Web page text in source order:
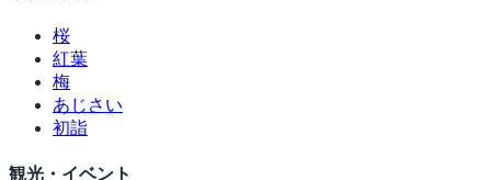
桜
紅葉
梅
あじさい
初詣
観光・イベント